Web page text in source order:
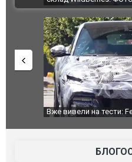
Вже вивели на тести:
позашляховика